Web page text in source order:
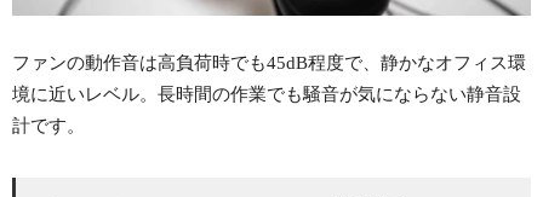
ファンの動作音は高負荷時でも45dB程度で、静かなオフィス環
境に近いレベル。長時間の作業でも騒音が気にならない静音設
計です。